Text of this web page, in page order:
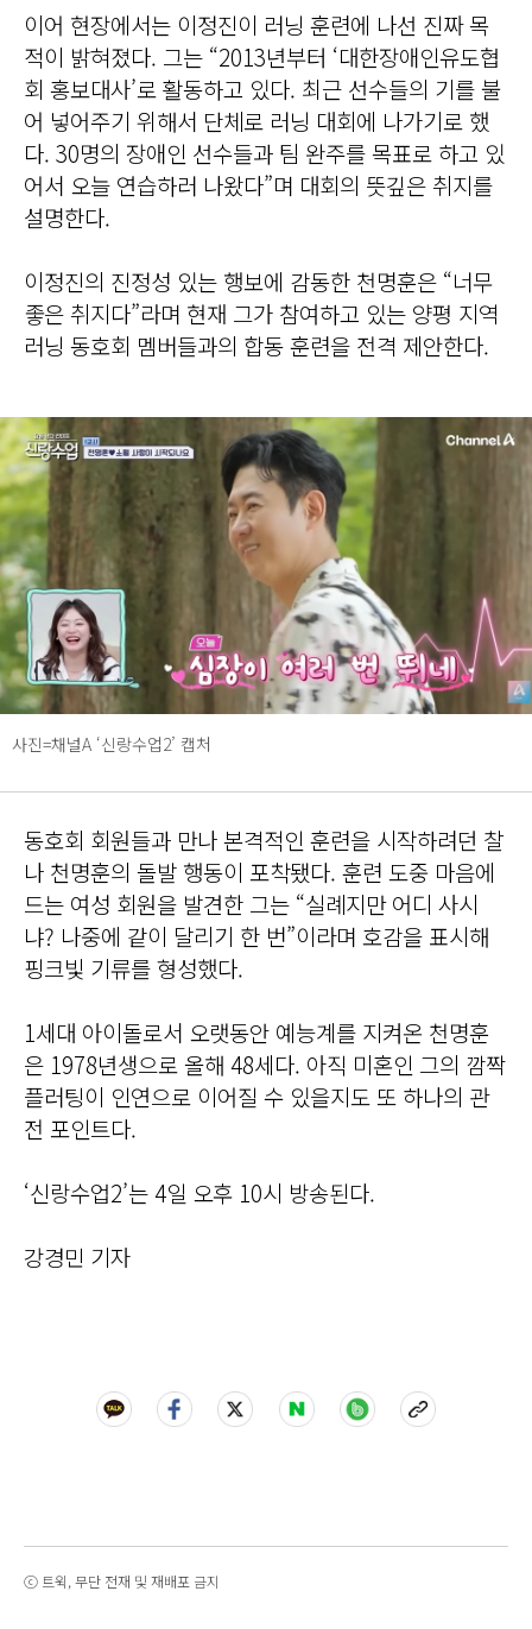
이어 현장에서는 이정진이 러닝 훈련에 나선 진짜 목
적이 밝혀졌다. 그는 “2013년부터 ‘대한장애인유도협
회 홍보대사’로 활동하고 있다. 최근 선수들의 기를 불
어 넣어주기 위해서 단체로 러닝 대회에 나가기로 했
다. 30명의 장애인 선수들과 팀 완주를 목표로 하고 있
어서 오늘 연습하러 나왔다”며 대회의 뜻깊은 취지를
설명한다.
이정진의 진정성 있는 행보에 감동한 천명훈은 “너무
좋은 취지다”라며 현재 그가 참여하고 있는 양평 지역
러닝 동호회 멤버들과의 합동 훈련을 전격 제안한다.
사진=채널A ‘신랑수업2’ 캡처
동호회 회원들과 만나 본격적인 훈련을 시작하려던 찰
나 천명훈의 돌발 행동이 포착됐다. 훈련 도중 마음에
드는 여성 회원을 발견한 그는 “실례지만 어디 사시
냐? 나중에 같이 달리기 한 번”이라며 호감을 표시해
핑크빛 기류를 형성했다.
1세대 아이돌로서 오랫동안 예능계를 지켜온 천명훈
은 1978년생으로 올해 48세다. 아직 미혼인 그의 깜짝
플러팅이 인연으로 이어질 수 있을지도 또 하나의 관
전 포인트다.
‘신랑수업2’는 4일 오후 10시 방송된다.
강경민 기자
ⓒ 트윅, 무단 전재 및 재배포 금지